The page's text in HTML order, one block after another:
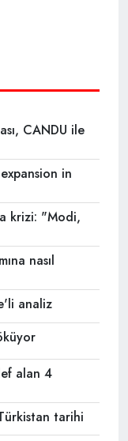
CANDU ile
in
krizi: "Modi,
nasıl
analiz
alan 4
tarihi